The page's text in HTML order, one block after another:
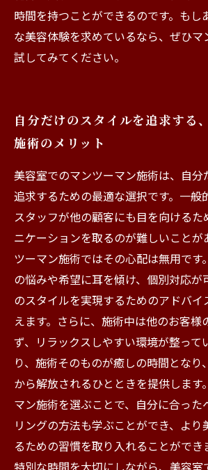
時間を持つことができるのです。もし
な美容体験を求めているなら、ぜひマ
試してみてください。
自分だけのスタイルを追求する
施術のメリット
美容室でのマンツーマン施術は、自分
追求するための最適な選択です。一般
スタッフが他の顧客にも目を向けるた
ニケーションを取るのが難しいことが
ツーマン施術ではその心配は無用です
の悩みや希望に耳を傾け、個別対応が
のスタイルを実現するためのアドバ
えます。さらに、施術中は他のお客様
ず、リラックスしやすい環境が整って
り、施術そのものが癒しの時間となり
から解放されるひとときを提供します
マン施術を選ぶことで、自分に合った
リングの方法も学ぶことができ、より
るための習慣を取り入れることができ
特別な時間を大切にしながら、美容室